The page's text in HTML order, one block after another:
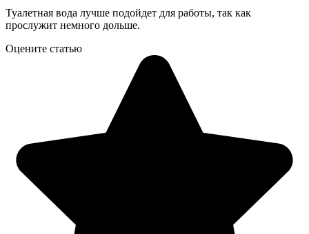
Туалетная вода лучше подойдет для работы, так как
прослужит немного дольше.
Оцените статью